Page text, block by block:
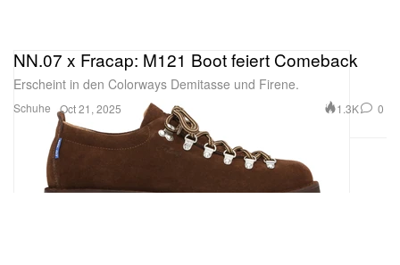
Schuhe
NN.07 x Fracap: M121 Boot feiert Comeback
Erscheint in den Colorways Demitasse und Firene.
Oct 21, 2025 1.3K 0